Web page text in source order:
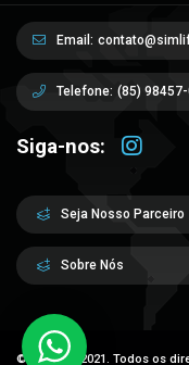
Email:
Telefone: (85) 98457-
Siga-nos:
Seja Nosso Parceiro
Sobre Nós
© Sim Life 2021. Todos os